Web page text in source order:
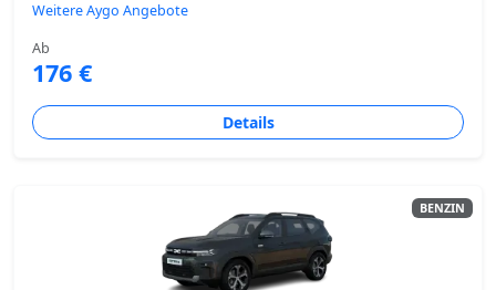
Weitere Aygo Angebote
Ab
176 €
Details
BENZIN